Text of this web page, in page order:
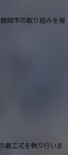
岡市の取り組みを視
着工式を執り行いま